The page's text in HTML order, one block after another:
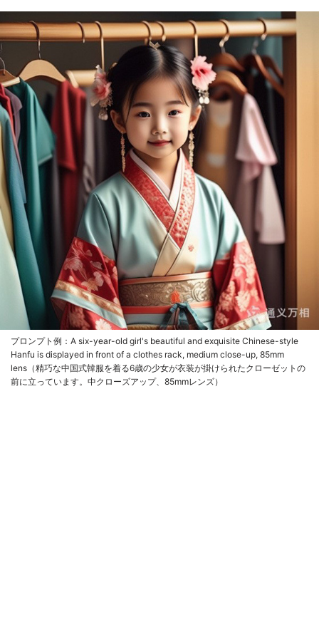
プロンプト例：A six-year-old girl's beautiful and exquisite Chinese-style
Hanfu is displayed in front of a clothes rack, medium close-up, 85mm
lens（精巧な中国式韓服を着る6歳の少女が衣装が掛けられたクローゼットの
前に立っています。中クローズアップ、85mmレンズ）